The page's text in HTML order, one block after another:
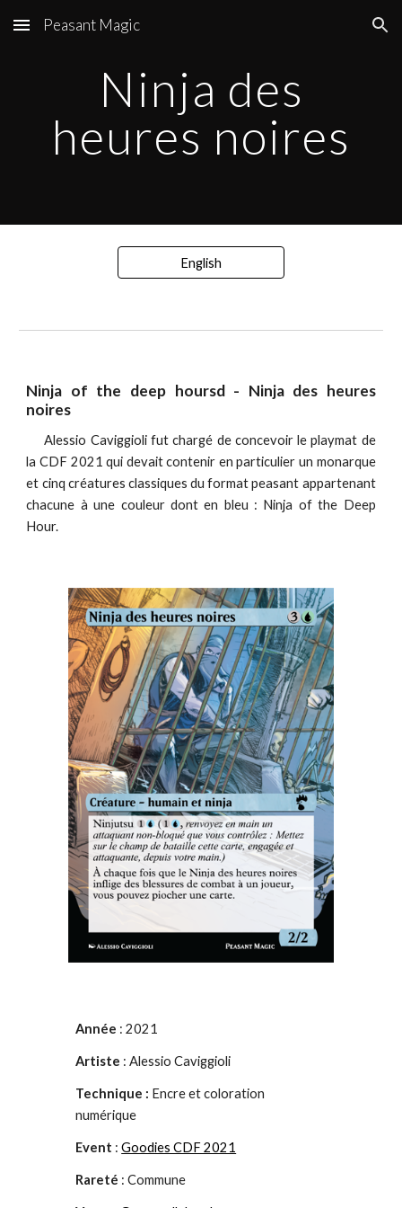
Skip to main content Skip to navigation
Peasant Magic
Ninja des
heures noires
English
Ninja of the deep hoursd- Ninja des heures
noires
Alessio Caviggioli fut chargé de concevoir le playmat de
la CDF 2021 qui devait contenir en particulier un monarque
et cinq créatures classiques du format peasant appartenant
chacune à une couleur dont en bleu : Ninja of the Deep
Hour.
Année : 2021
Artiste :Alessio Caviggioli
Technique : Encre et coloration
numérique
Event :Goodies CDF 2021
Rareté : Commune